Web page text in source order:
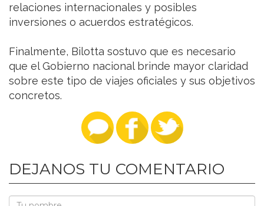
relaciones internacionales y posibles
inversiones o acuerdos estratégicos.
Finalmente, Bilotta sostuvo que es necesario
que el Gobierno nacional brinde mayor claridad
sobre este tipo de viajes oficiales y sus objetivos
concretos.
DEJANOS TU COMENTARIO